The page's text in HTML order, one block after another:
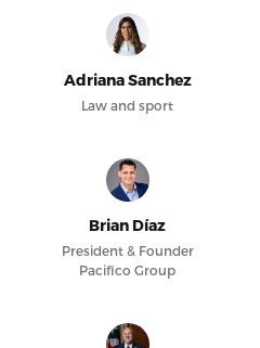
Adriana Sanchez
Law and sport
Brian Díaz
President & Founder
Pacifico Group